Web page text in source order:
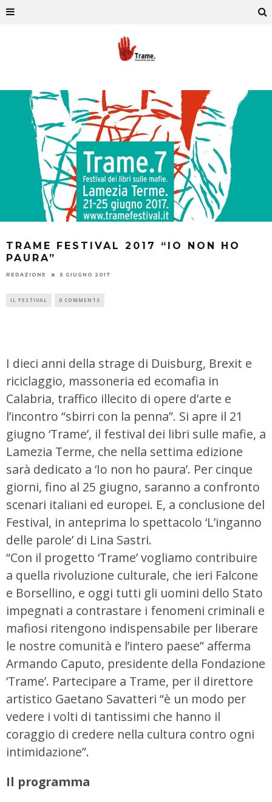
TRAME FESTIVAL 2017 “IO NON HO
PAURA”
REDAZIONE 5 GIUGNO 2017
IL FESTIVAL 0 COMMENTS
I dieci anni della strage di Duisburg, Brexit e
riciclaggio, massoneria ed ecomafia in
Calabria, traffico illecito di opere d’arte e
l’incontro “sbirri con la penna”. Si apre il 21
giugno ‘Trame’, il festival dei libri sulle mafie, a
Lamezia Terme, che nella settima edizione
sarà dedicato a ‘Io non ho paura’. Per cinque
giorni, fino al 25 giugno, saranno a confronto
scenari italiani ed europei. E, a conclusione del
Festival, in anteprima lo spettacolo ‘L’inganno
delle parole’ di Lina Sastri.
“Con il progetto ‘Trame’ vogliamo contribuire
a quella rivoluzione culturale, che ieri Falcone
e Borsellino, e oggi tutti gli uomini dello Stato
impegnati a contrastare i fenomeni criminali e
mafiosi ritengono indispensabile per liberare
le nostre comunità e l’intero paese” afferma
Armando Caputo, presidente della Fondazione
‘Trame’. Partecipare a Trame, per il direttore
artistico Gaetano Savatteri “è un modo per
vedere i volti di tantissimi che hanno il
coraggio di credere nella cultura contro ogni
intimidazione”.
Il programma